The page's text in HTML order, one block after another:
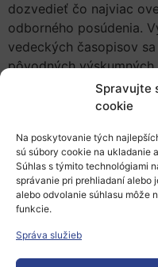
Spravujte
cookie
Na poskytovanie tých
sú súbory cookie na ukladanie
Súhlas s týmito technológiami
správanie pri prehliadaní alebo
alebo odvolanie súhlasu môže
funkcie.
Správa služieb
dozvedieť čo najviac
odborného posúdenia.
vedeckých časopisov
pôvodných
dátových výstupov
vzdelávacích
Aj pre používateľov
pracovníkov je
porovnávať obsah
odbore (často aj
rôznych ukazovateľov,